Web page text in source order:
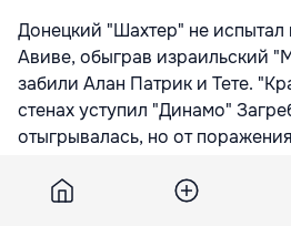
Донецкий "Шахтер" не испытал
Авиве, обыграв израильский
забили Алан Патрик и Тете.
стенах уступил "Динамо"
отыгрывалась, но от
"Манчестер Юнайтед"
участие в 1/8 финала. Красные